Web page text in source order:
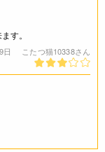
す。
日 こたつ猫10338さん